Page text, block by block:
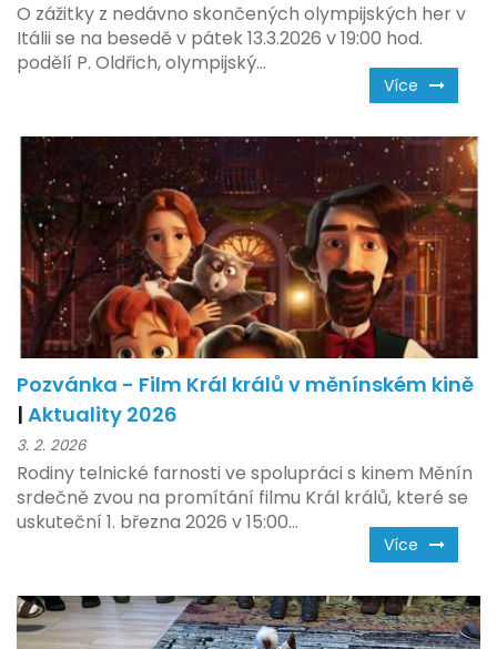
O zážitky z nedávno skončených olympijských her v
Itálii se na besedě v pátek 13.3.2026 v 19:00 hod.
podělí P. Oldřich, olympijský...
Více
Pozvánka - Film Král králů v měnínském kině
| Aktuality 2026
3. 2. 2026
Rodiny telnické farnosti ve spolupráci s kinem Měnín
srdečně zvou na promítání filmu Král králů, které se
uskuteční 1. března 2026 v 15:00...
Více